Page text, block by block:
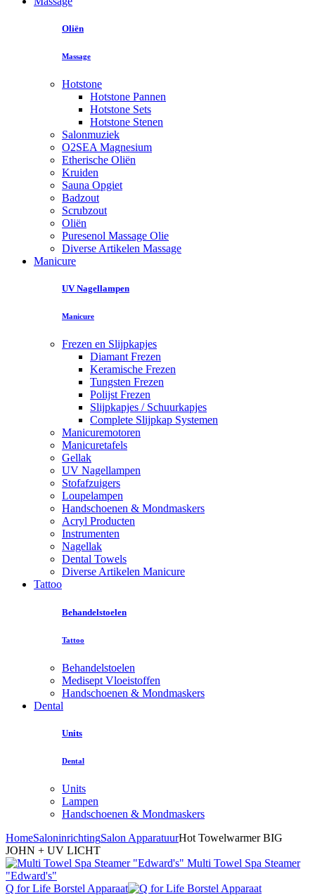
Oliën
Massage
Hotstone
Hotstone Pannen
Hotstone Sets
Hotstone Stenen
Salonmuziek
O2SEA Magnesium
Etherische Oliën
Kruiden
Sauna Opgiet
Badzout
Scrubzout
Oliën
Puresenol Massage Olie
Diverse Artikelen Massage
Manicure
UV Nagellampen
Manicure
Frezen en Slijpkapjes
Diamant Frezen
Keramische Frezen
Tungsten Frezen
Polijst Frezen
Slijpkapjes / Schuurkapjes
Complete Slijpkap Systemen
Manicuremotoren
Manicuretafels
Gellak
UV Nagellampen
Stofafzuigers
Loupelampen
Handschoenen & Mondmaskers
Acryl Producten
Instrumenten
Nagellak
Dental Towels
Diverse Artikelen Manicure
Tattoo
Behandelstoelen
Tattoo
Behandelstoelen
Medisept Vloeistoffen
Handschoenen & Mondmaskers
Dental
Units
Dental
Units
Lampen
Handschoenen & Mondmaskers
HomeSaloninrichtingSalon ApparatuurHot Towelwarmer BIG
JOHN + UV LICHT
Multi Towel Spa Steamer
"Edward's"
Q for Life Borstel Apparaat